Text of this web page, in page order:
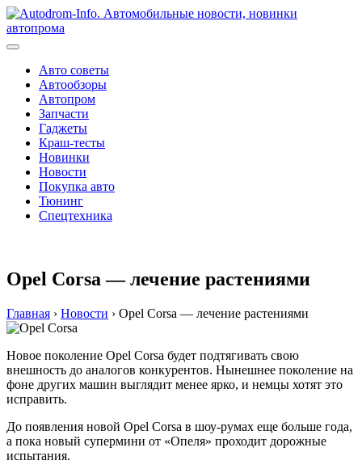
Перейти
к
содержимому
Авто советы
Автообзоры
Автопром
Запчасти
Гаджеты
Краш-тесты
Новинки
Новости
Покупка авто
Тюнинг
Спецтехника
Opel Corsa — лечение растениями
Главная › Новости › Opel Corsa — лечение растениями
Новое поколение Opel Corsa будет подтягивать свою
внешность до аналогов конкурентов. Нынешнее поколение на
фоне других машин выглядит менее ярко, и немцы хотят это
исправить.
До появления новой Opel Corsa в шоу-румах еще больше года,
а пока новый супермини от «Опеля» проходит дорожные
испытания.